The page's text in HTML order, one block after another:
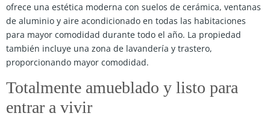
ofrece una estética moderna con suelos de cerámica, ventanas
de aluminio y aire acondicionado en todas las habitaciones
para mayor comodidad durante todo el año. La propiedad
también incluye una zona de lavandería y trastero,
proporcionando mayor comodidad.
Totalmente amueblado y listo para
entrar a vivir